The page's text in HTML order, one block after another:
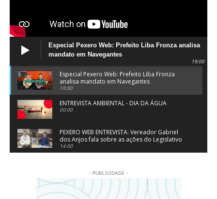
Especial Pexero Web: Prefeito Liba Fronza analisa
mandato em Navegantes
19:00
Especial Pexero Web: Prefeito Liba Fronza
analisa mandato em Navegantes
19:00
ENTREVISTA AMBIENTAL - DIA DA ÁGUA
00:00
PEXERO WEB ENTREVISTA: Vereador Gabriel
dos Anjos fala sobre as ações do Legislativo
de Navegantes
14:00
Dr. Virlei Primo Jr da LV Clínica Médica da
Família fala sobre especialidade medicina da
- PUBLICIDADE -